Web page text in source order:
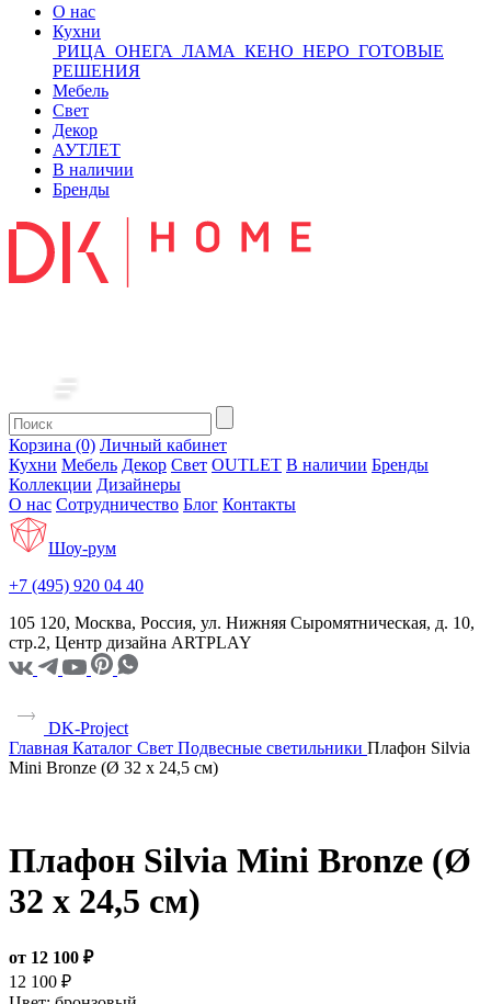
О нас
Кухни
РИЦА ОНЕГА ЛАМА КЕНО НЕРО ГОТОВЫЕ
РЕШЕНИЯ
Мебель
Свет
Декор
АУТЛЕТ
В наличии
Бренды
Корзина (0) Личный кабинет
Кухни Мебель Декор Свет OUTLET В наличии Бренды
Коллекции Дизайнеры
О нас Сотрудничество Блог Контакты
Шоу-рум
+7 (495) 920 04 40
105 120, Москва, Россия, ул. Нижняя Сыромятническая, д. 10,
стр.2, Центр дизайна ARTPLAY
DK-Project
Главная Каталог Свет Подвесные светильники Плафон Silvia
Mini Bronze (Ø 32 x 24,5 см)
Плафон Silvia Mini Bronze (Ø
32 x 24,5 см)
от 12 100 ₽
12 100 ₽